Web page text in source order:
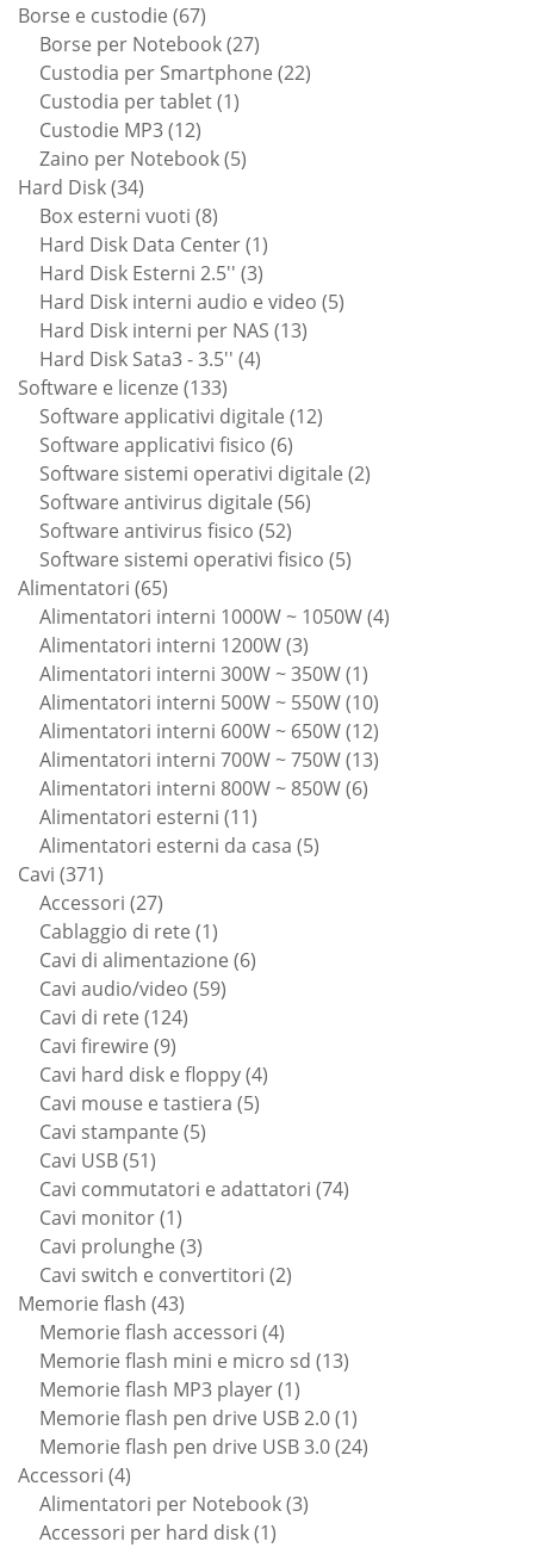
Borse e custodie 6767
prodotti
Borse per Notebook 2727
prodotti
Custodia per Smartphone 2222
Custodia per tablet 11
Custodie MP3 1212
prodotti
Zaino per Notebook 55
Hard Disk 3434
prodotti
Box esterni vuoti 88
prodotti
Hard Disk Data Center 11
prodotto
Hard Disk Esterni 2.5'' 33
prodotti
Hard Disk interni audio e video 55
Hard Disk interni per NAS 1313
Hard Disk Sata3 - 3.5'' 44
Software e licenze 133133
prodotti
Software applicativi digitale 1212
Software applicativi fisico 66
prodotti
Software sistemi operativi digitale 22
Software antivirus digitale 5656
Software antivirus fisico 5252
prodotti
Software sistemi operativi fisico 55
Alimentatori 6565
prodotti
Alimentatori interni 1000W ~ 1050W 44
Alimentatori interni 1200W 33
prodotti
Alimentatori interni 300W ~ 350W 11
prodotto
Alimentatori interni 500W ~ 550W 1010
prodotti
Alimentatori interni 600W ~ 650W 1212
prodotti
Alimentatori interni 700W ~ 750W 1313
Alimentatori interni 800W ~ 850W 66
Alimentatori esterni 1111
prodotti
Alimentatori esterni da casa 55
Cavi 371371
prodotti
Accessori 2727
prodotti
Cablaggio di rete 11
prodotto
Cavi di alimentazione 66
Cavi audio/video 5959
Cavi di rete 124124
Cavi firewire 99
prodotti
Cavi hard disk e floppy 44
Cavi mouse e tastiera 55
Cavi stampante 55
Cavi USB 5151
prodotti
Cavi commutatori e adattatori 7474
Cavi monitor 11
prodotto
Cavi prolunghe 33
prodotti
Cavi switch e convertitori 22
Memorie flash 4343
prodotti
Memorie flash accessori 44
prodotti
Memorie flash mini e micro sd 1313
Memorie flash MP3 player 11
prodotto
Memorie flash pen drive USB 2.0 11
prodotto
Memorie flash pen drive USB 3.0 2424
Accessori 44
prodotti
Alimentatori per Notebook 33
Accessori per hard disk 11